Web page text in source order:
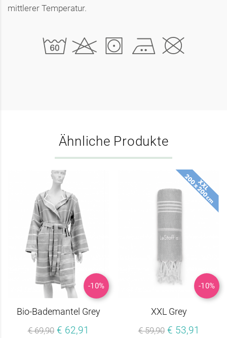
mittlerer Temperatur.
Ähnliche Produkte
-10%
Bio-Bademantel Grey
€ 69,90 € 62,91
-10%
XXL Grey
€ 59,90 € 53,91